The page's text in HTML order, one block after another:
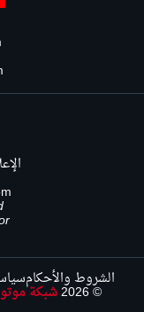
© 2026 شبكة
الشروط والأحكام